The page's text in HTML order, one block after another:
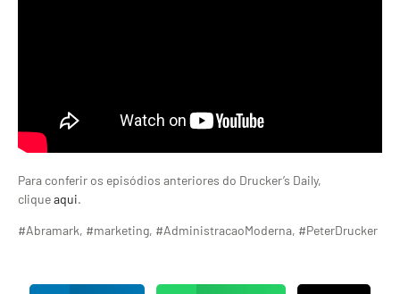
Para conferir os episódios anteriores do Drucker’s Daily,
cliqueaqui.
#Abramark, #marketing, #AdministracaoModerna, #PeterDrucker